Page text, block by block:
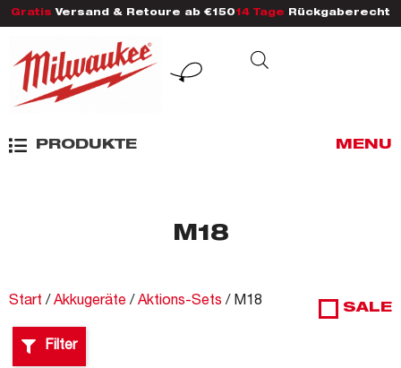
Gratis Versand & Retoure ab €150 14 Tage Rückgaberecht
PRODUKTE MENU
M18
Start / Akkugeräte / Aktions-Sets / M18 SALE
Filter